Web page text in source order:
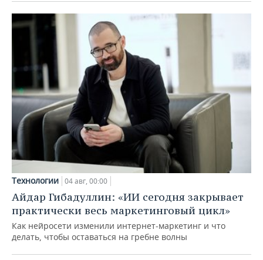
Технологии 04 авг, 00:00
Айдар Гибадуллин: «ИИ сегодня закрывает
практически весь маркетинговый цикл»
Как нейросети изменили интернет-маркетинг и что
делать, чтобы оставаться на гребне волны